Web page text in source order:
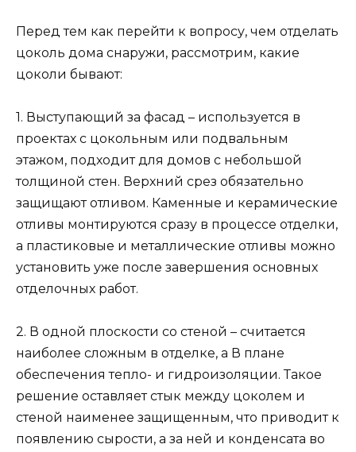
Перед тем как перейти к вопросу, чем отделать
цоколь дома снаружи, рассмотрим, какие
цоколи бывают:
1. Выступающий за фасад – используется в
проектах с цокольным или подвальным
этажом, подходит для домов с небольшой
толщиной стен. Верхний срез обязательно
защищают отливом. Каменные и керамические
отливы монтируются сразу в процессе отделки,
а пластиковые и металлические отливы можно
установить уже после завершения основных
отделочных работ.
2. В одной плоскости со стеной – считается
наиболее сложным в отделке, а В плане
обеспечения тепло- и гидроизоляции. Такое
решение оставляет стык между цоколем и
стеной наименее защищенным, что приводит к
появлению сырости, а за ней и конденсата во